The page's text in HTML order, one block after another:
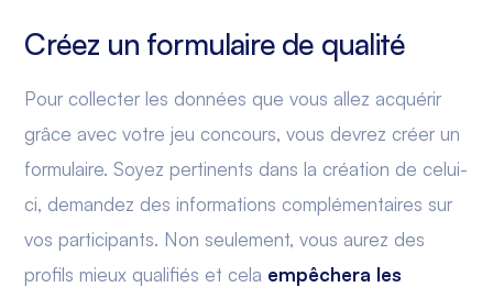
Créez un formulaire de qualité
Pour collecter les données que vous allez acquérir
grâce avec votre jeu concours, vous devrez créer un
formulaire. Soyez pertinents dans la création de celui-
ci, demandez des informations complémentaires sur
vos participants. Non seulement, vous aurez des
profils mieux qualifiés et cela empêchera les